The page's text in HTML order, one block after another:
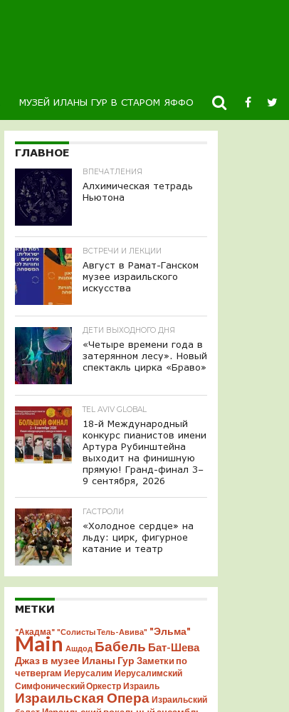
МУЗЕЙ ИЛАНЫ ГУР В СТАРОМ ЯФФО НОВОСТИ
ГЛАВНОЕ
ВПЕЧАТЛЕНИЯ
Алхимическая тетрадь
Ньютона
ВСТРЕЧИ И ЛЕКЦИИ
Август в Рамат-Ганском
музее израильского
искусства
ДЕТИ ВЫХОДНОГО ДНЯ
«Четыре времени года в
затерянном лесу». Новый
спектакль цирка «Браво»
TEL AVIV GLOBAL
18-й Международный
конкурс пианистов имени
Артура Рубинштейна
выходит на финишную
прямую! Гранд-финал 3–
9 сентября, 2026
ГАСТРОЛИ
«Холодное сердце» на
льду: цирк, фигурное
катание и театр
МЕТКИ
"Акадма" "Солисты Тель-Авива" "Эльма"
Main Ашдод Бабель Бат-Шева
Джаз в музее Иланы Гур Заметки по
четвергам Иерусалим Иерусалимский
Симфонический Оркестр Израиль
Израильская Опера Израильский